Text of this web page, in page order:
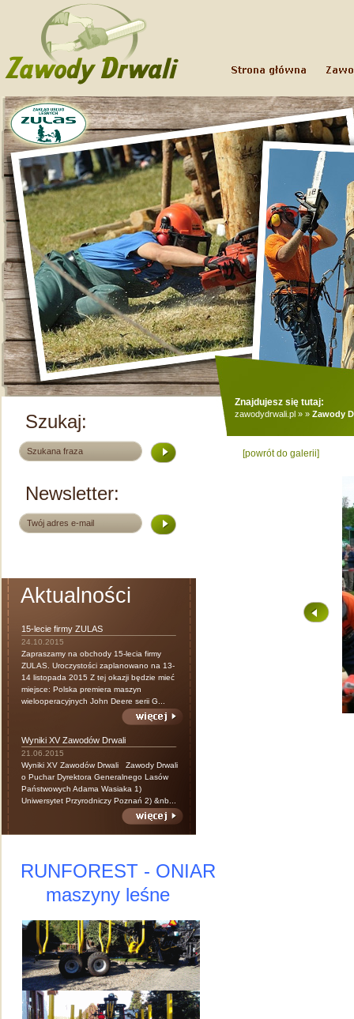
Szukaj:
Newsletter:
Aktualności
15-lecie firmy ZULAS
24.10.2015
Zapraszamy na obchody 15-lecia firmy
ZULAS. Uroczystości zaplanowano na 13-
14 listopada 2015 Z tej okazji będzie mieć
miejsce: Polska premiera maszyn
wielooperacyjnych John Deere serii G...
Wyniki XV Zawodów Drwali
21.06.2015
Wyniki XV Zawodów Drwali Zawody Drwali
o Puchar Dyrektora Generalnego Lasów
Państwowych Adama Wasiaka 1)
Uniwersytet Przyrodniczy Poznań 2) &nb...
RUNFOREST - ONIAR
maszyny leśne
Znajdujesz się tutaj:
zawodydrwali.pl » » Zawody
[powrót do galerii]